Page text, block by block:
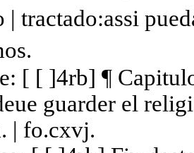
| tractado:assi
[ [ ]4rb] ¶
guarder el
| fo.cxvj.